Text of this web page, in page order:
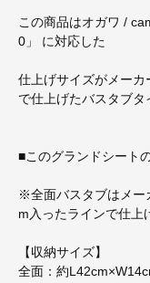
この商品はオガワ /
0」 に対応した
仕上げサイズがメー
で仕上げたバスタブタ
■このグランドシート
※全面バスタブはメー
m入ったラインで仕上
【収納サイズ】
全面：約